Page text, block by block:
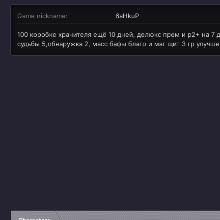
Game nickname 6aHkuP
100 коробке хранителя ещё 10 дней, делюкс прем и р2+ на 7
судьбы 5,обнаружка 2, масс бафы благо и маг щит 3 гр